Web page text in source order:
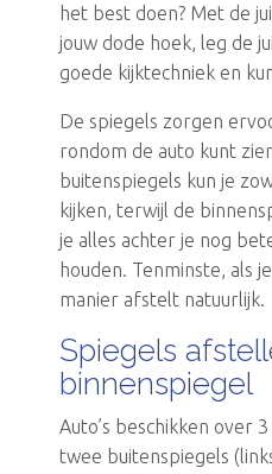
het best doen? Met de
jouw dode hoek, leg de
goede kijktechniek en
De spiegels zorgen
rondom de auto kunt
buitenspiegels kun je
kijken, terwijl de
je alles achter je nog
houden. Tenminste, als
manier afstelt natuurlijk.
Spiegels
binnenspiegel
Auto’s beschikken over
twee buitenspiegels